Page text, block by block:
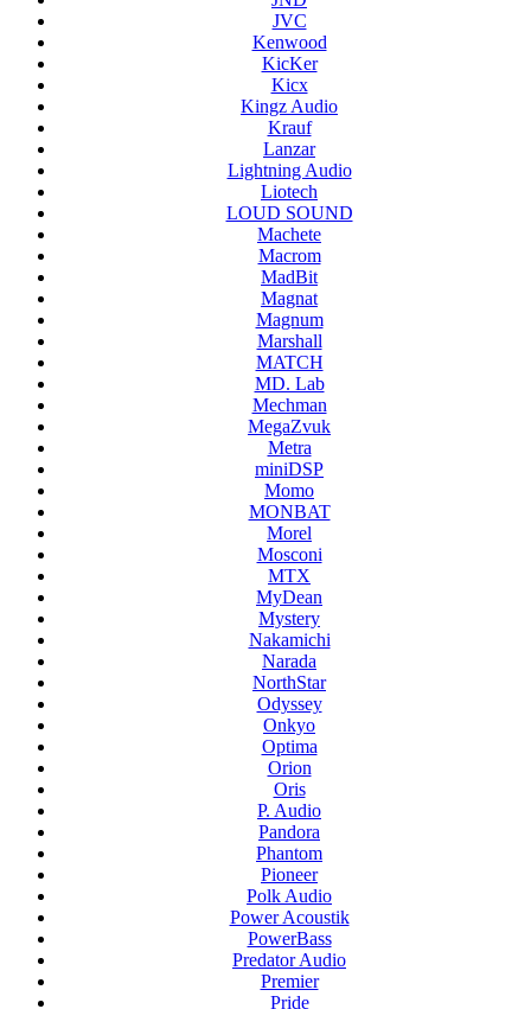
JVC
Kenwood
KicKer
Kicx
Kingz Audio
Krauf
Lanzar
Lightning Audio
Liotech
LOUD SOUND
Machete
Macrom
MadBit
Magnat
Magnum
Marshall
MATCH
MD. Lab
Mechman
MegaZvuk
Metra
miniDSP
Momo
MONBAT
Morel
Mosconi
MTX
MyDean
Mystery
Nakamichi
Narada
NorthStar
Odyssey
Onkyo
Optima
Orion
Oris
P. Audio
Pandora
Phantom
Pioneer
Polk Audio
Power Acoustik
PowerBass
Predator Audio
Premier
Pride